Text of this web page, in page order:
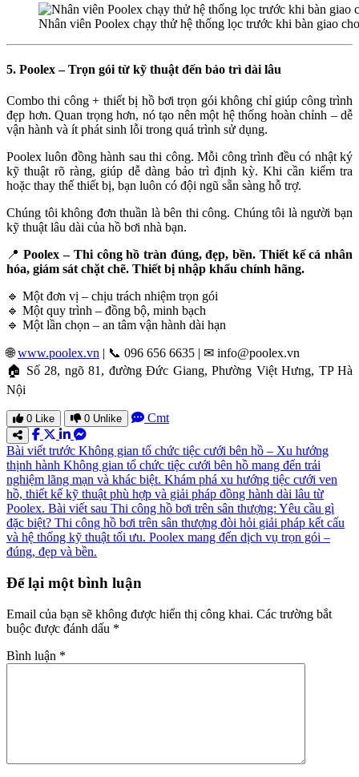
Nhân viên Poolex chạy thử hệ thống lọc trước khi bàn giao
5. Poolex – Trọn gói từ kỹ thuật đến bảo trì dài lâu
Combo thi công + thiết bị hồ bơi trọn gói không chỉ giúp công trình
đẹp hơn. Quan trọng hơn, nó tạo nên một hệ thống hoàn chỉnh – dễ
vận hành và ít phát sinh lỗi trong quá trình sử dụng.
Poolex luôn đồng hành sau thi công. Mỗi công trình đều có nhật ký
kỹ thuật rõ ràng, giúp dễ dàng bảo trì định kỳ. Khi cần kiểm tra
hoặc thay thế thiết bị, bạn luôn có đội ngũ sẵn sàng hỗ trợ.
Chúng tôi không đơn thuần là bên thi công. Chúng tôi là người bạn
kỹ thuật lâu dài của hồ bơi nhà bạn.
📍Poolex – Thi công hồ tràn đúng, đẹp, bền. Thiết kế cá nhân
hóa, giám sát chặt chẽ. Thiết bị nhập khẩu chính hãng.
🔹 Một đơn vị – chịu trách nhiệm trọn gói
🔹 Một quy trình – đồng bộ, minh bạch
🔹 Một lần chọn – an tâm vận hành dài hạn
🌐www.poolex.vn | 📞 096 656 6635 | ✉ info@poolex.vn
🏠 Số 28, ngõ 81, đường Đức Giang, Phường Việt Hưng, TP Hà
Nội
0 Like 0 Unlike Cmt
Bài viết trước Không gian tổ chức tiệc cưới bên hồ – Xu hướng
thịnh hành Không gian tổ chức tiệc cưới bên hồ mang đến trải
nghiệm lãng mạn và khác biệt. Khám phá xu hướng tiệc cưới ven
hồ, thiết kế kỹ thuật phù hợp và giải pháp đồng hành dài lâu từ
Poolex. Bài viết sau Thi công hồ bơi trên sân thượng: Yêu cầu gì
đặc biệt? Thi công hồ bơi trên sân thượng đòi hỏi giải pháp kết cấu
và hệ thống kỹ thuật tối ưu. Poolex mang đến dịch vụ trọn gói –
đúng, đẹp và bền.
Để lại một bình luận
Email của bạn sẽ không được hiển thị công khai. Các trường bắt
buộc được đánh dấu *
Bình luận *